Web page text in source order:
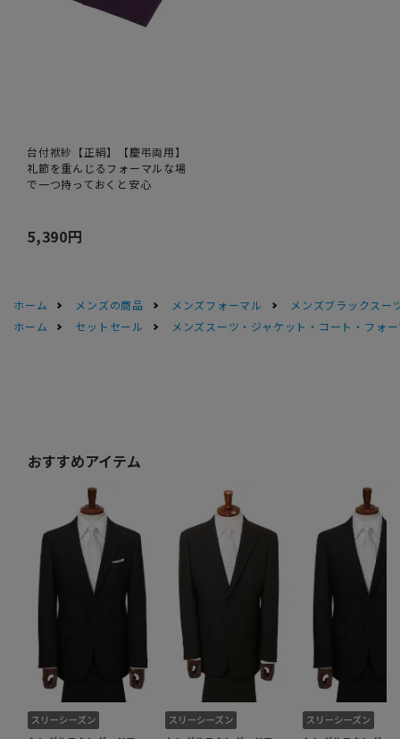
台付袱紗【正絹】【慶弔両用】
礼節を重んじるフォーマルな場
で一つ持っておくと安心
5,390円
ホーム メンズの商品 メンズフォーマル
メンズブラックスー
ホーム
セットセール メンズスーツ・ジャケット・コート・フォ